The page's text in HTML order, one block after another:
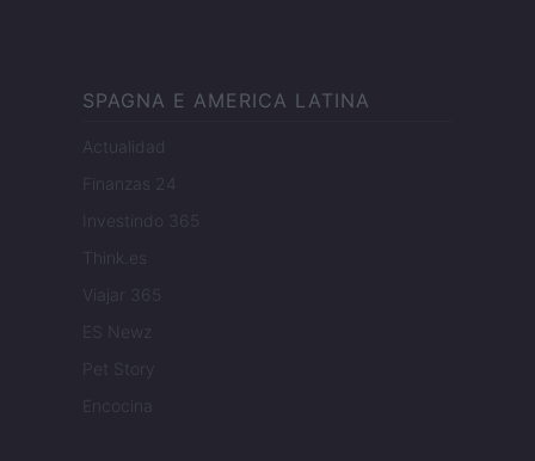
SPAGNA E AMERICA LATINA
Actualidad
Finanzas 24
Investindo 365
Think.es
Viajar 365
ES Newz
Pet Story
Encocina